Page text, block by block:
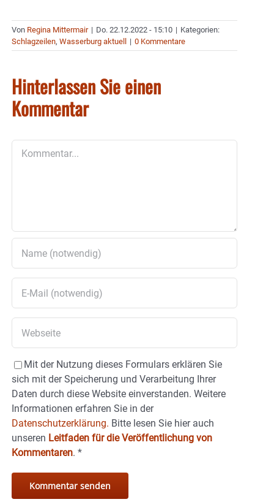
Von Regina Mittermair | Do. 22.12.2022 - 15:10 | Kategorien:
Schlagzeilen, Wasserburg aktuell | 0 Kommentare
Hinterlassen Sie einen
Kommentar
Mit der Nutzung dieses Formulars erklären Sie
sich mit der Speicherung und Verarbeitung Ihrer
Daten durch diese Website einverstanden. Weitere
Informationen erfahren Sie in der
Datenschutzerklärung. Bitte lesen Sie hier auch
unseren Leitfaden für die Veröffentlichung von
Kommentaren. *